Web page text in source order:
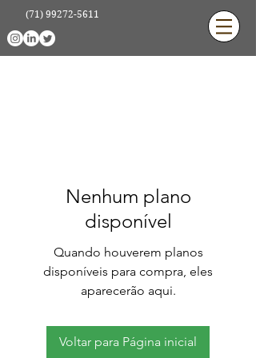
(71) 99272-5611
Nenhum plano
disponível
Quando houverem planos
disponíveis para compra, eles
aparecerão aqui.
Voltar para Página inicial